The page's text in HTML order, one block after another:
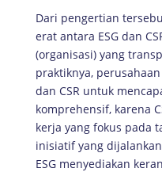
Dari pengertian
erat antara ESG dan
(organisasi) yang
praktiknya,
dan CSR untuk
komprehensif, karena
kerja yang fokus pada
inisiatif yang
ESG menyediakan